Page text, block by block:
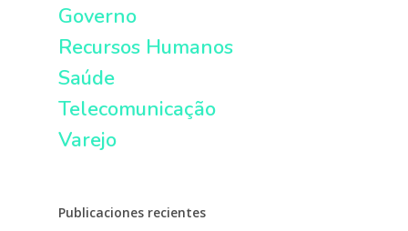
Governo
Recursos Humanos
Saúde
Telecomunicação
Varejo
Publicaciones recientes